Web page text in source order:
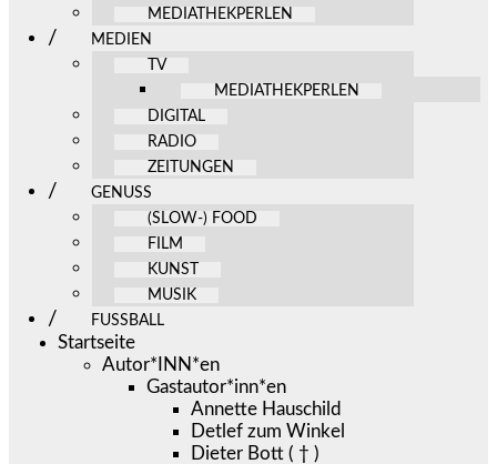
MEDIATHEKPERLEN
MEDIEN
TV
MEDIATHEKPERLEN
DIGITAL
RADIO
ZEITUNGEN
GENUSS
(SLOW-) FOOD
FILM
KUNST
MUSIK
FUSSBALL
Startseite
Autor*INN*en
Gastautor*inn*en
Annette Hauschild
Detlef zum Winkel
Dieter Bott ( † )